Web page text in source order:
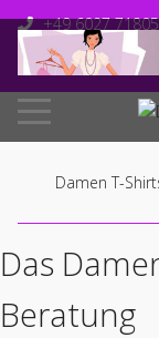
+49 6027
Mo-Fr:
Damen T-
Das
Beratung